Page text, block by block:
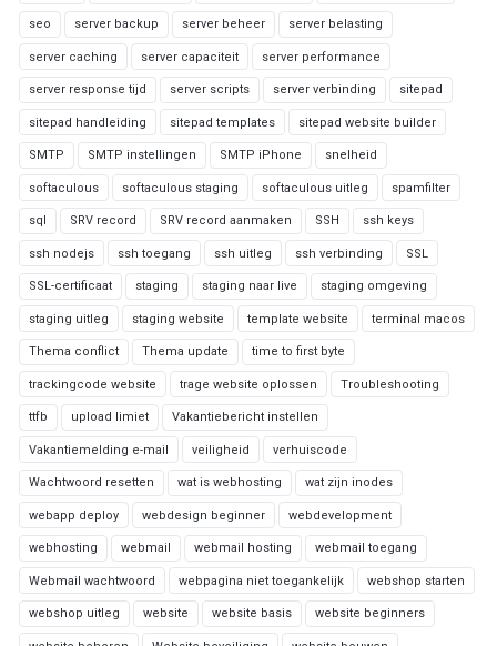
seo server backup server beheer server belasting
server caching server capaciteit server performance
server response tijd server scripts server verbinding sitepad
sitepad handleiding sitepad templates sitepad website builder
SMTP SMTP instellingen SMTP iPhone snelheid
softaculous softaculous staging softaculous uitleg spamfilter
sql SRV record SRV record aanmaken SSH ssh keys
ssh nodejs ssh toegang ssh uitleg ssh verbinding SSL
SSL-certificaat staging staging naar live staging omgeving
staging uitleg staging website template website terminal macos
Thema conflict Thema update time to first byte
trackingcode website trage website oplossen Troubleshooting
ttfb upload limiet Vakantiebericht instellen
Vakantiemelding e-mail veiligheid verhuiscode
Wachtwoord resetten wat is webhosting wat zijn inodes
webapp deploy webdesign beginner webdevelopment
webhosting webmail webmail hosting webmail toegang
Webmail wachtwoord webpagina niet toegankelijk webshop starten
webshop uitleg website website basis website beginners